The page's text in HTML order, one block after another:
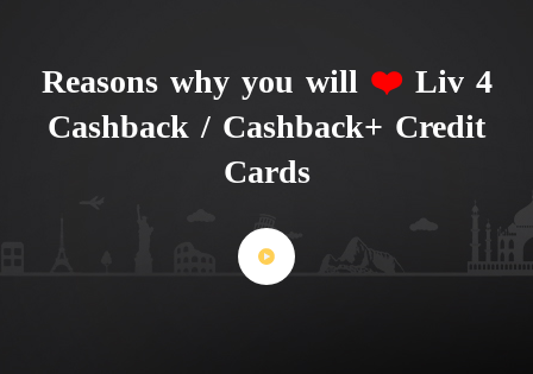
4 Reasons why you will
❤️Liv
Cashback / Cashback+ Credit
Cards